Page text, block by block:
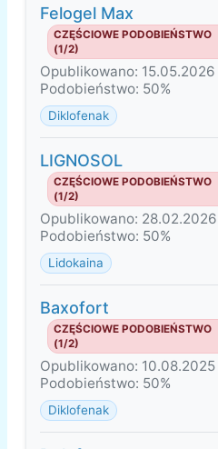
Felogel Мax
CZĘŚCIOWE PODOBIEŃSTWO
(1/2)
Opublikowano: 15.05.2026 |
Podobieństwo: 50%
Diklofenak
LIGNOSOL
CZĘŚCIOWE PODOBIEŃSTWO
(1/2)
Opublikowano: 28.02.2026 |
Podobieństwo: 50%
Lidokaina
Baxofort
CZĘŚCIOWE PODOBIEŃSTWO
(1/2)
Opublikowano: 10.08.2025 |
Podobieństwo: 50%
Diklofenak